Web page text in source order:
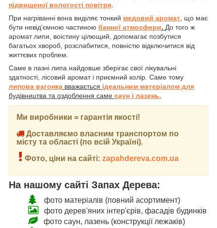
підвищеної вологості повітря.
При нагріванні вона виділяє тонкий медовий аромат , що має
бути невід'ємною частиною банної атмосфери. До того ж
аромат липи, воістину цілющий, допомагає позбутися
багатьох хвороб, розслабитися, повністю відключитися від
життєвих проблем.
Саме в лазні липа найдовше зберігає свої лікувальні
здатності, лісовий аромат і приємний колір. Саме тому
липова вагонка вважається ідеальним матеріалом для
будівництва та оздоблення саме саун і лазень.
Ми виробники = гарантія якості!
Доставляємо власним транспортом по
місту та області (по всій Україні).
Фото, ціни на сайті: zapahdereva.com.ua
На нашому сайті Запах Дерева:
фото матеріалів (повний асортимент)
фото дерев'яних інтер'єрів, фасадів будинків
фото саун, лазень (конструкції лежаків)